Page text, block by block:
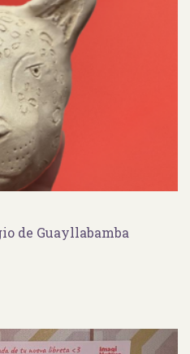
de Guayllabamba